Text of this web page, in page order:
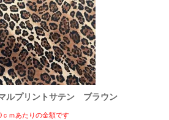
ルプリントサテン ブラウン
ｃｍあたりの金額です